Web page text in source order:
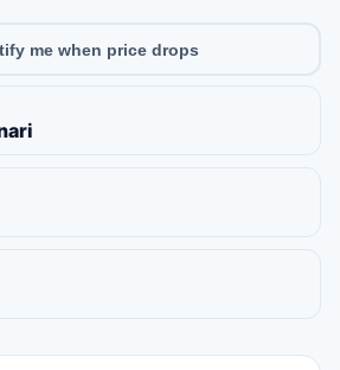
me when price drops